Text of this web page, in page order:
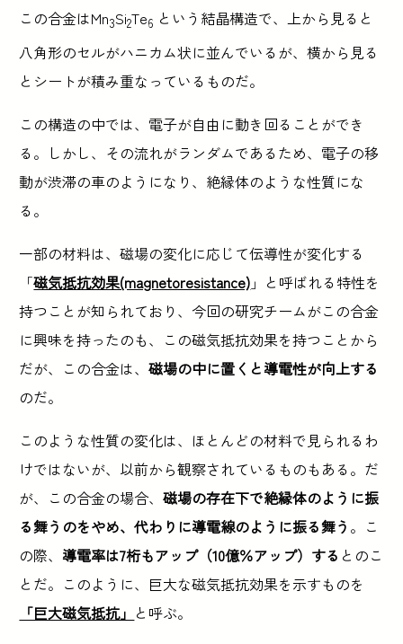
この合金はMn3Si2Te6 という結晶構造で、上から見ると
八角形のセルがハニカム状に並んでいるが、横から見る
とシートが積み重なっているものだ。
この構造の中では、電子が自由に動き回ることができ
る。しかし、その流れがランダムであるため、電子の移
動が渋滞の車のようになり、絶縁体のような性質にな
る。
一部の材料は、磁場の変化に応じて伝導性が変化する
「磁気抵抗効果(magnetoresistance) 」と呼ばれる特性を
持つことが知られており、今回の研究チームがこの合金
に興味を持ったのも、この磁気抵抗効果を持つことから
だが、この合金は、磁場の中に置くと導電性が向上する
のだ。
このような性質の変化は、ほとんどの材料で見られるわ
けではないが、以前から観察されているものもある。だ
が、この合金の場合、磁場の存在下で絶縁体のように振
る舞うのをやめ、代わりに導電線のように振る舞う 。こ
の際、導電率は7桁もアップ（10億％アップ）する とのこ
とだ。このように、巨大な磁気抵抗効果を示すものを
「巨大磁気抵抗」 と呼ぶ。